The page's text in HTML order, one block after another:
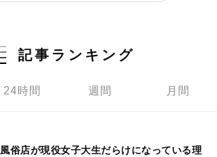
記事ランキング
24時間 週間 月間
風俗店が現役女子大生だらけになっている理